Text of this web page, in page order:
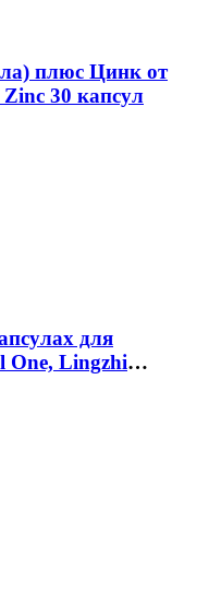
плюс Цинк от
30 капсул
для
One, Lingzhi